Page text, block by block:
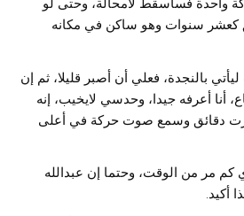
فسأسقط لامحالة، وحتى لو
سنوات وهو ساكن في مكانه
بالنجدة، فعلي أن أصبر قليلا، ثم إن
أنا أعرفه جيدا، وحدسي لايخيب، إنه
دقائق وسمع صوت حركة في أعلى
مر من الوقت، وحتما إن عبدالله
أكيد.